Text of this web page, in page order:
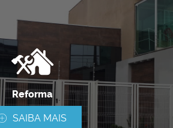
Reforma
SAIBA MAIS